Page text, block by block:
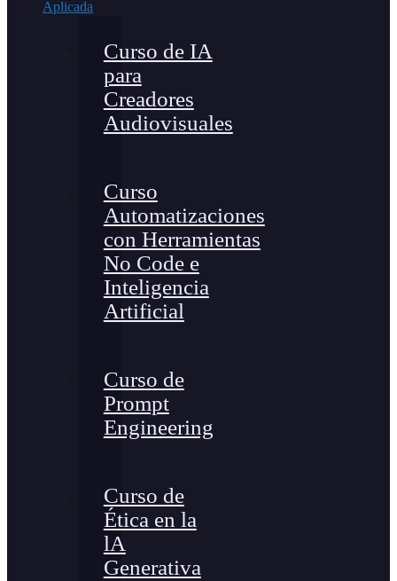
Aplicada
Curso de IA
para
Creadores
Audiovisuales
Curso
Automatizaciones
con Herramientas
No Code e
Inteligencia
Artificial
Curso de
Prompt
Engineering
Curso de
Ética en la
lA
Generativa